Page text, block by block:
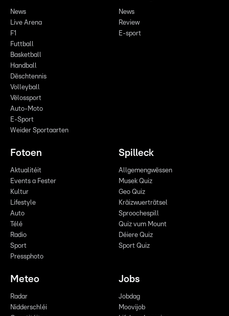
News
Live Arena
F1
Futtball
Basketball
Handball
Dëschtennis
Volleyball
Vëlossport
Auto-Moto
E-Sport
Weider Sportaarten
News
Review
E-sport
Fotoen
Aktualitéit
Events a Fester
Kultur
Lifestyle
Auto
Télé
Radio
Sport
Pressphoto
Spilleck
Allgemengwëssen
Musek Quiz
Geo Quiz
Kräizwuerträtsel
Sproochespill
Quiz vum Mount
Déiere Quiz
Sport Quiz
Meteo
Radar
Nidderschléi
Jobs
Jobdag
Moovijob